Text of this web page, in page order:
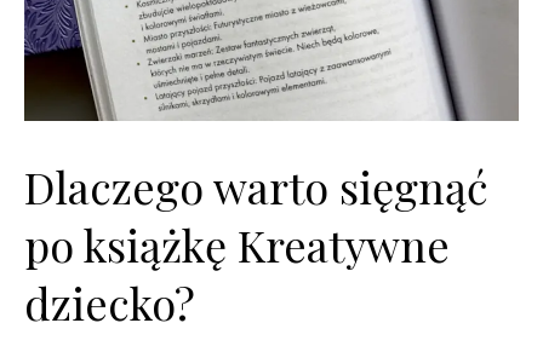
Dlaczego warto sięgnąć
po książkę Kreatywne
dziecko?